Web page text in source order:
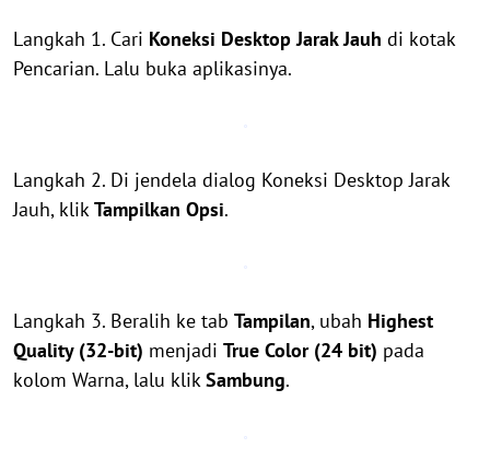
Langkah 1. Cari Koneksi Desktop Jarak Jauh di kotak
Pencarian. Lalu buka aplikasinya.
Langkah 2. Di jendela dialog Koneksi Desktop Jarak
Jauh, klikTampilkan Opsi.
Langkah 3. Beralih ke tab Tampilan, ubah Highest
Quality (32-bit) menjadi True Color (24 bit) pada
kolom Warna, lalu klikSambung.